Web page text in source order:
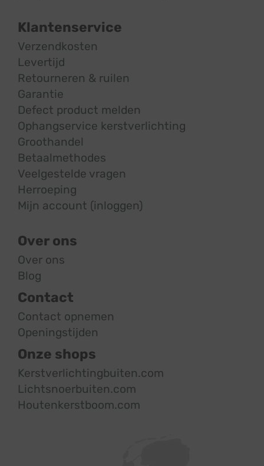
Klantenservice
Verzendkosten
Levertijd
Retourneren & ruilen
Garantie
Defect product melden
Ophangservice kerstverlichting
Groothandel
Betaalmethodes
Veelgestelde vragen
Herroeping
Mijn account (inloggen)
Over ons
Over ons
Blog
Contact
Contact opnemen
Openingstijden
Onze shops
Kerstverlichtingbuiten.com
Lichtsnoerbuiten.com
Houtenkerstboom.com